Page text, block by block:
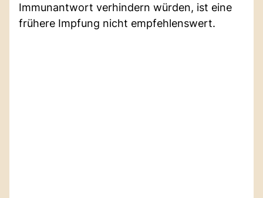
Immunantwort verhindern würden, ist eine
frühere Impfung nicht empfehlenswert.